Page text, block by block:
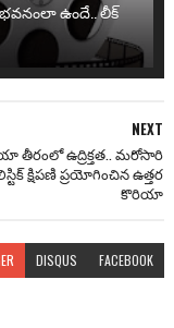
ఉందే.. లీక్
NEXT
తీరంలో ఉద్రిక్తత.. మరోసారి
క్షిపణి ప్రయోగించిన ఉత్తర
కొరియా
DISQUS FACEBOOK